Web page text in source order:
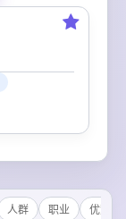
人群 职业 优势